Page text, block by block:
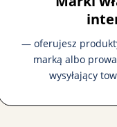
— oferujesz
marką albo
wysyłający